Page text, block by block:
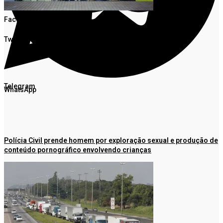
Facebook
Twitter
WhatsApp
Telegram
Polícia Civil prende homem por exploração sexual e produção de
conteúdo pornográfico envolvendo crianças